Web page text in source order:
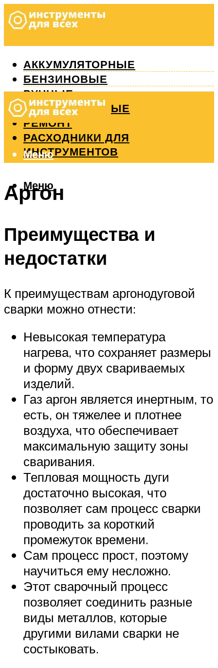
АККУМУЛЯТОРНЫЕ
БЕНЗИНОВЫЕ
РУЧНЫЕ
ИЗМЕРИТЕЛЬНЫЕ
РЕМОНТ
РАСХОДНИКИ ДЛЯ
ИНСТРУМЕНТОВ
Меню
Меню
Аргон
Преимущества и
недостатки
К преимуществам аргонодуговой
сварки можно отнести:
Невысокая температура
нагрева, что сохраняет размеры
и форму двух свариваемых
изделий.
Газ аргон является инертным, то
есть, он тяжелее и плотнее
воздуха, что обеспечивает
максимальную защиту зоны
сваривания.
Тепловая мощность дуги
достаточно высокая, что
позволяет сам процесс сварки
проводить за короткий
промежуток времени.
Сам процесс прост, поэтому
научиться ему несложно.
Этот сварочный процесс
позволяет соединить разные
виды металлов, которые
другими вилами сварки не
состыковать.